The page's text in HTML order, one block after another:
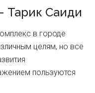
Тарик Саиди
в городе
целям, но все
пользуются